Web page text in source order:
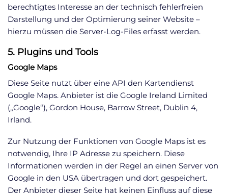
berechtigtes Interesse an der technisch fehlerfreien
Darstellung und der Optimierung seiner Website –
hierzu müssen die Server-Log-Files erfasst werden.
5. Plugins und Tools
Google Maps
Diese Seite nutzt über eine API den Kartendienst
Google Maps. Anbieter ist die Google Ireland Limited
(„Google“), Gordon House, Barrow Street, Dublin 4,
Irland.
Zur Nutzung der Funktionen von Google Maps ist es
notwendig, Ihre IP Adresse zu speichern. Diese
Informationen werden in der Regel an einen Server von
Google in den USA übertragen und dort gespeichert.
Der Anbieter dieser Seite hat keinen Einfluss auf diese